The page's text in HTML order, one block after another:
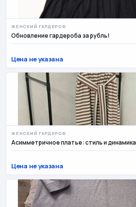
ЖЕНСКИЙ ГАРДЕРОБ
Обновление гардероба за рубль!
Цена не указана
ЖЕНСКИЙ ГАРДЕРОБ
Асимметричное платье: стиль и динамика
Цена не указана